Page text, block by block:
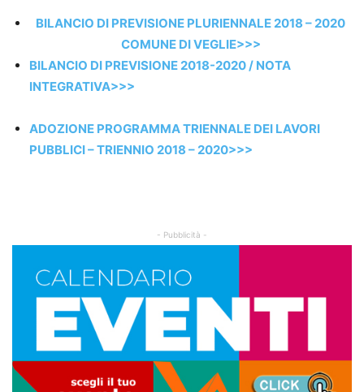
BILANCIO DI PREVISIONE PLURIENNALE 2018 – 2020
COMUNE DI VEGLIE>>>
BILANCIO DI PREVISIONE 2018-2020 / NOTA
INTEGRATIVA>>>
ADOZIONE PROGRAMMA TRIENNALE DEI LAVORI
PUBBLICI – TRIENNIO 2018 – 2020>>>
- Pubblicità -